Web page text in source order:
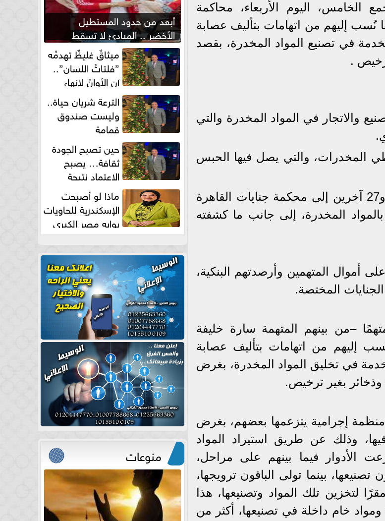
الخامس، اليوم الأربعاء، محاكمة
و 27 متهمًا آخرين، عما نُسب إليهم من اتهامات بتأليف عصابة
في تصنيع المواد المخدرة، بقصد
.
والاتجار في المواد المخدرة والتي
المخدرات، والتي يصل فيها الحبس
يُذكر أن النيابة العامة قد أحالت “سارة خليفة” و27 آخرين إلى محكمة جنايات القاهرة
المخدرة، إلى جانب ما كشفته
أموال المتهمين وأرصدتهم البنكية،
المختصة.
–من بينهم المتهمة سارة خليفة
إليهم من اتهامات بتأليف عصابة
في تخليق المواد المخدرة، بغرض
وذخائر بغير ترخيص.
إجرامية يتزعمها بعضهم، بغرض
وذلك عن طريق استيراد المواد
الأدوار فيما بينهم على مراحل،
بينما تولى الباقون ترويجها،
لتخزين تلك المواد وتصنيعها، هذا
خام داخلة في تصنيعها، أكثر من
أبعد من حدود المستطيل
الأخضر .. المبادئ لا تسقط
بصفارة الحكم ميثاقٌ غليظٌ تهدمُه
”فلتاتُ اللسان”..
آن الأوانُ لإنهاءِ
فوضى الطلاق الشفهي!الترعة شريان حياة..
وليست صندوق
قمامة
حين تصبح الجودة
ثقافة… يصبح
الاعتماد نتيجة
طبيعية
ماذا لو أصبحت
الإسكندرية للحاويات
بوابه مصر الكبري
للتجارة العالمية بقلم د...
منوعات